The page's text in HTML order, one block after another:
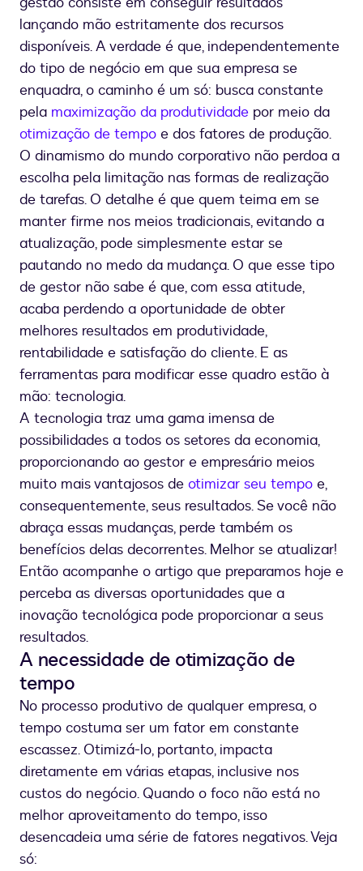
lançando mão estritamente dos recursos
disponíveis. A verdade é que, independentemente
do tipo de negócio em que sua empresa se
enquadra, o caminho é um só: busca constante
pela maximização da produtividade por meio da
otimização de tempo e dos fatores de produção.
O dinamismo do mundo corporativo não perdoa a
escolha pela limitação nas formas de realização
de tarefas. O detalhe é que quem teima em se
manter firme nos meios tradicionais, evitando a
atualização, pode simplesmente estar se
pautando no medo da mudança. O que esse tipo
de gestor não sabe é que, com essa atitude,
acaba perdendo a oportunidade de obter
melhores resultados em produtividade,
rentabilidade e satisfação do cliente. E as
ferramentas para modificar esse quadro estão à
mão: tecnologia.
A tecnologia traz uma gama imensa de
possibilidades a todos os setores da economia,
proporcionando ao gestor e empresário meios
muito mais vantajosos de otimizar seu tempo e,
consequentemente, seus resultados. Se você não
abraça essas mudanças, perde também os
benefícios delas decorrentes. Melhor se atualizar!
Então acompanhe o artigo que preparamos hoje e
perceba as diversas oportunidades que a
inovação tecnológica pode proporcionar a seus
resultados.
A necessidade de otimização de
tempo
No processo produtivo de qualquer empresa, o
tempo costuma ser um fator em constante
escassez. Otimizá-lo, portanto, impacta
diretamente em várias etapas, inclusive nos
custos do negócio. Quando o foco não está no
melhor aproveitamento do tempo, isso
desencadeia uma série de fatores negativos. Veja
só: